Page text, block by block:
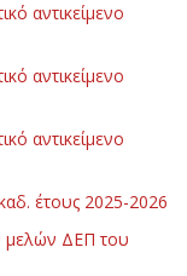
αντικείμενο
αντικείμενο
αντικείμενο
έτους 2025-2026
μελών ΔΕΠ του